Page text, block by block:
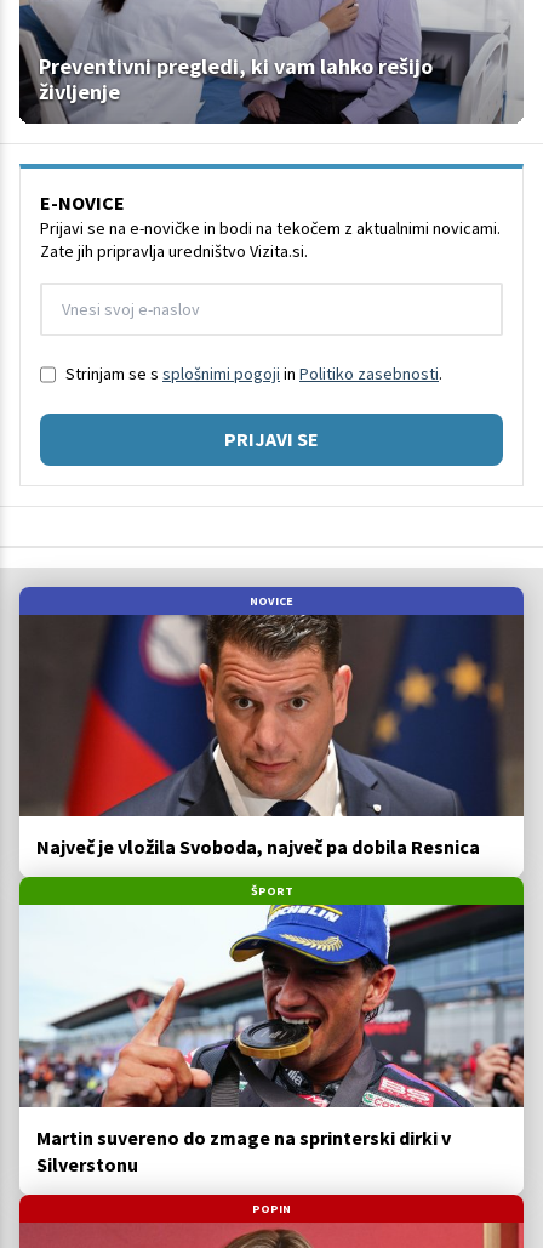
Preventivni pregledi, ki vam lahko rešijo
življenje
E-NOVICE
Prijavi se na e-novičke in bodi na tekočem z aktualnimi novicami.
Zate jih pripravlja uredništvo Vizita.si.
Strinjam se s splošnimi pogoji in Politiko zasebnosti.
PRIJAVI SE
NOVICE
Največ je vložila Svoboda, največ pa dobila Resnica
ŠPORT
Martin suvereno do zmage na sprinterski dirki v
Silverstonu
POPIN